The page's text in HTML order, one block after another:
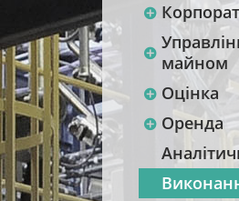
майном
Оцінка
Оренда